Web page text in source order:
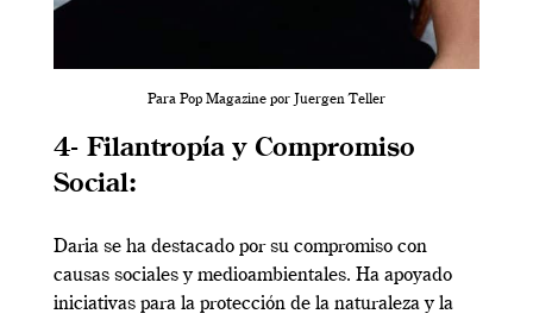
Para Pop Magazine por Juergen Teller
4- Filantropía y Compromiso
Social:
Daria se ha destacado por su compromiso con
causas sociales y medioambientales. Ha apoyado
iniciativas para la protección de la naturaleza y la